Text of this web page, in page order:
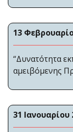
13
“Δυνατότητα
αμειβόμενης
31 Ιανουαρίου